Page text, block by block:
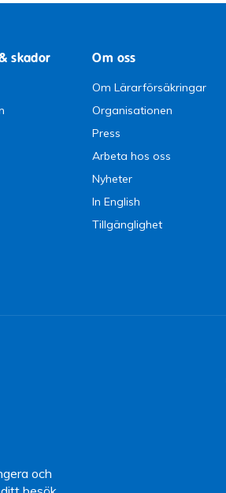
och
skador Om oss
Om Lärarförsäkringar
Organisationen
Press
Arbeta hos oss
Nyheter
In English
Tillgänglighet